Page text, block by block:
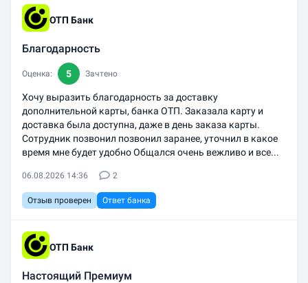
Благодарность
ОТП Банк
Оценка: 5 Зачтено
Хочу выразить благодарность за доставку
дополнительной карты, банка ОТП. Заказала карту и
доставка была доступна, даже в день заказа карты.
Сотрудник позвонил позвонил заранее, уточнил в какое
время мне будет удобно Общался очень вежливо и все...
06.08.2026 14:36 2
Отзыв проверен Ответ банка
Настоящий Премиум
ОТП Банк